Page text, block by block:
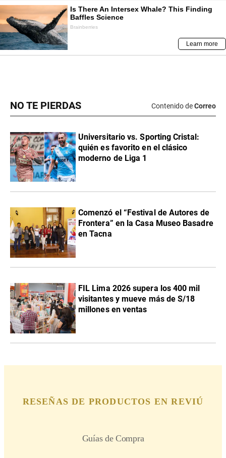
NO TE PIERDAS Contenido deCorreo
Universitario vs. Sporting Cristal:
quién es favorito en el clásico
moderno de Liga 1
Comenzó el “Festival de Autores de
Frontera” en la Casa Museo Basadre
en Tacna
FIL Lima 2026 supera los 400 mil
visitantes y mueve más de S/18
millones en ventas